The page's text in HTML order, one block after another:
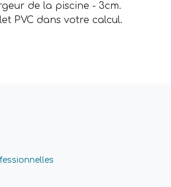
de la piscine - 3cm.
PVC dans votre calcul.